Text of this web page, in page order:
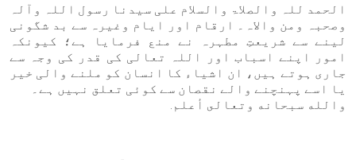
الحمد للہ والصلاۃ والسلام علی سیدنا رسول اللہ وآلہ
وصحبہ ومن والاہ۔ ارقام اور ایام وغیرہ سے بد شگونی
لینے سے شریعتِ مطہرہ نے منع فرمایا ہے؛ کیونکہ
امور اپنے اسباب اور اللہ تعالی کی قدر کی وجہ سے
جاری ہوتے ہیں، ان اشیاء کا انسان کو ملنے والی خیر
یا اسے پہنچنے والے نقصان سے کوئی تعلق نہیں ہے۔
والله سبحانه وتعالى أعلم.